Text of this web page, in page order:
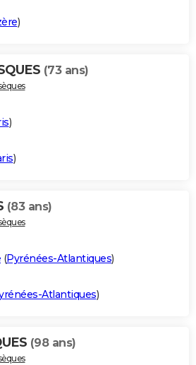
)
(73 ans)
)
)
(83 ans)
(Pyrénées-Atlantiques)
Atlantiques)
(98 ans)